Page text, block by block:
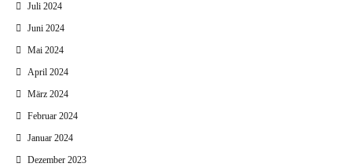
Juli 2024
Juni 2024
Mai 2024
April 2024
März 2024
Februar 2024
Januar 2024
Dezember 2023